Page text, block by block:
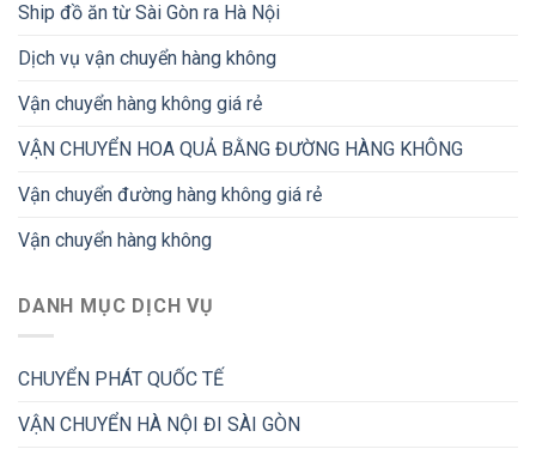
Ship đồ ăn từ Sài Gòn ra Hà Nội
Dịch vụ vận chuyển hàng không
Vận chuyển hàng không giá rẻ
VẬN CHUYỂN HOA QUẢ BẰNG ĐƯỜNG HÀNG KHÔNG
Vận chuyển đường hàng không giá rẻ
Vận chuyển hàng không
DANH MỤC DỊCH VỤ
CHUYỂN PHÁT QUỐC TẾ
VẬN CHUYỂN HÀ NỘI ĐI SÀI GÒN